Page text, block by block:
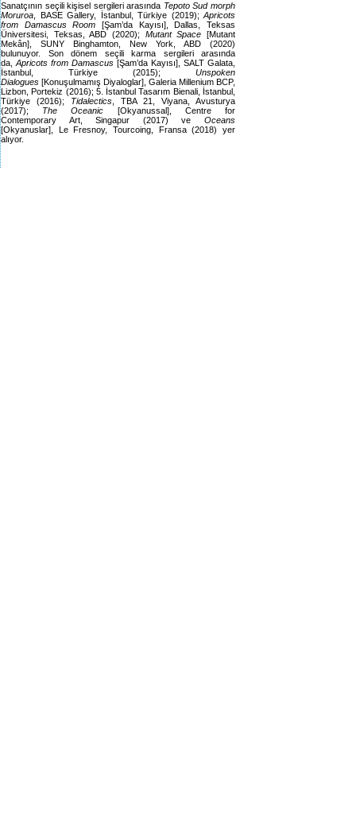
Sanatçının seçili kişisel sergileri arasında Tepoto Sud morph
Moruroa , BASE Gallery, İstanbul, Türkiye (2019); Apricots
from Damascus Room [Şam’da Kayısı], Dallas, Teksas
Üniversitesi, Teksas, ABD (2020); Mutant Space[Mutant
Mekân], SUNY Binghamton, New York, ABD (2020)
bulunuyor. Son dönem seçili karma sergileri arasında
da, Apricots from Damascus [Şam’da Kayısı], SALT Galata,
İstanbul, Türkiye (2015); Unspoken
Dialogues [Konuşulmamış Diyaloglar], Galeria Millenium BCP,
Lizbon, Portekiz (2016); 5. İstanbul Tasarım Bienali, İstanbul,
Türkiye (2016); Tidalectics , TBA 21, Viyana, Avusturya
(2017); The Oceanic [Okyanussal], Centre for
Contemporary Art, Singapur (2017) ve Oceans
[Okyanuslar], Le Fresnoy, Tourcoing, Fransa (2018) yer
alıyor.